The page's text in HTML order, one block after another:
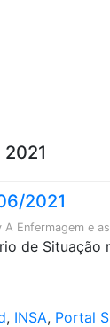
2021
A Enfermagem e
, INSA, Portal